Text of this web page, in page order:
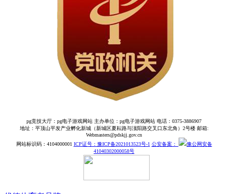
pg竞技大厅：pg电子游戏网站 主办单位：pg电子游戏网站 电话：0375-3886907
地址：平顶山平发产业孵化新城（新城区夏耘路与滍阳路交叉口东北角）2号楼 邮箱:
Webmasters@pdskjj.gov.cn
网站标识码：4104000001 ICP证号：豫ICP备2021013523号-1 公安备案：
豫公网安备
41040302000058号